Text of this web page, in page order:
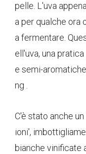
pelle. L'uva
a per qualche ora
a fermentare.
ell'uva, una
e semi-
ng .
C'è stato anche
ioni',
bianche vinificate